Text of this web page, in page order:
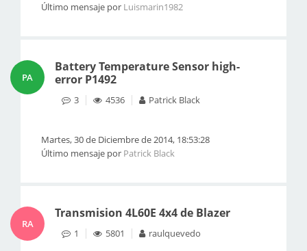
Último mensaje por Luismarin1982
PA
Battery Temperature Sensor high-
error P1492
3 4536 Patrick Black
Martes, 30 de Diciembre de 2014, 18:53:28
Último mensaje por Patrick Black
RA
Transmision 4L60E 4x4 de Blazer
1 5801 raulquevedo